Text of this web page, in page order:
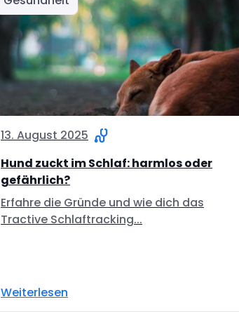
13. August 2025
Hund zuckt im Schlaf: harmlos oder
gefährlich?
Erfahre die Gründe und wie dich das
Tractive Schlaftracking...
Weiterlesen